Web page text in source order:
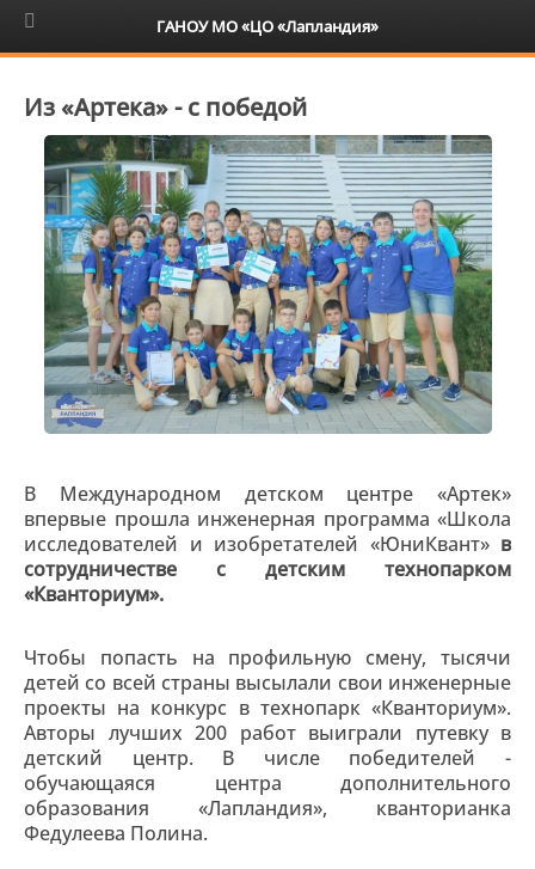
6+
Из «Артека» - с победой
В Международном детском центре «Артек»
впервые прошла инженерная программа «Школа
исследователей и изобретателей «ЮниКвант» в
сотрудничестве с детским технопарком
«Кванториум».
Чтобы попасть на профильную смену, тысячи
детей со всей страны высылали свои инженерные
проекты на конкурс в технопарк «Кванториум».
Авторы лучших 200 работ выиграли путевку в
детский центр. В числе победителей -
обучающаяся центра дополнительного
образования «Лапландия», кванторианка
Федулеева Полина.
ГАНОУ МО «ЦО «Лапландия»